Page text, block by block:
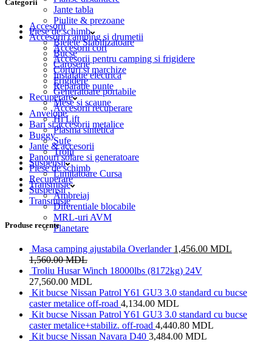
Jante tabla
Piulite & prezoane
Piese de schimb
Bielete Stabilizatoare
Bucse
Caroserie
Instalatie electrica
Reparatie punte
Recuperare
Accesorii recuperare
Hi Lift
Plasma sintetica
Sufe
Trolii
Suspensii
Limitatoare Cursa
Transmisie
Ambreiaj
Diferentiale blocabile
MRL-uri AVM
Planetare
Categorii
Accesorii
Accesorii camping si drumetii
Accesorii cort
Accesorii pentru camping si frigidere
Corturi si marchize
Frigidere
Generatoare portabile
Mese si scaune
Anvelope
Bari si accesorii metalice
Buggy
Jante & accesorii
Panouri solare si generatoare
Piese de schimb
Recuperare
Suspensii
Transmisie
Produse recente
Masa camping ajustabila Overlander 1,456.00 MDL
1,560.00MDL
Troliu Husar Winch 18000lbs (8172kg) 24V
27,560.00 MDL
Kit bucse Nissan Patrol Y61 GU3 3.0 standard cu bucse
caster metalice off-road 4,134.00 MDL
Kit bucse Nissan Patrol Y61 GU3 3.0 standard cu bucse
caster metalice+stabiliz. off-road 4,440.80 MDL
Kit bucse Nissan Navara D40 3,484.00 MDL